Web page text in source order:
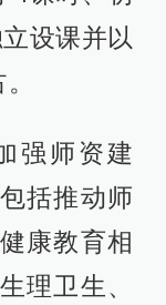
设课并以
强师资建
括推动师
康教育相
理卫生、